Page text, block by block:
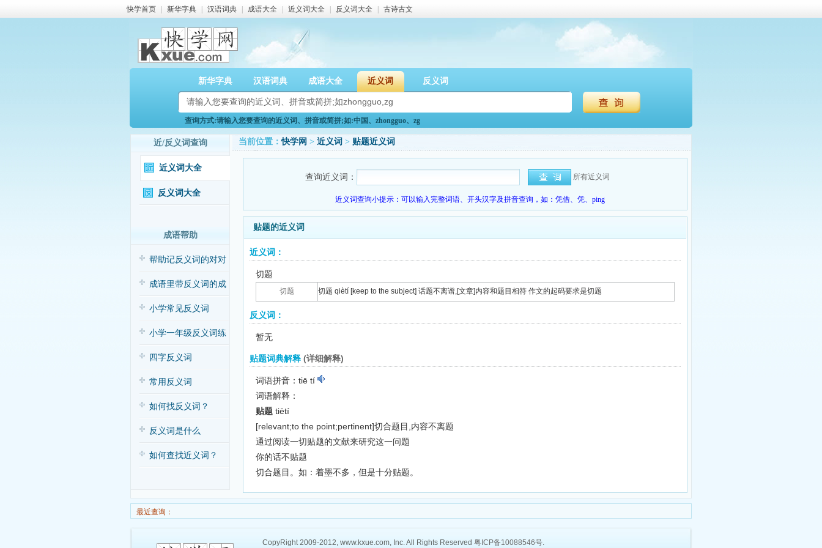
快学首页 新华字典 汉语词典 成语大全 近义词大全 反义词大全 古诗古文
新华字典 汉语词典 成语大全 近义词 反义词
查询方式:请输入您要查询的近义词、拼音或简拼;如:中国、zhongguo、zg
近/反义词查询
近义词大全
反义词大全
成语帮助
帮助记反义词的对对
子歌
成语里带反义词的成
语
小学常见反义词
小学一年级反义词练
习
四字反义词
常用反义词
如何找反义词？
反义词是什么
如何查找近义词？
当前位置：快学网 > 近义词 > 贴题近义词
查询近义词： 所有近义词
近义词查询小提示：可以输入完整词语、开头汉字及拼音查询，如：凭借、凭、ping
贴题的近义词
近义词：
切题
切题 切题 qiètí [keep to the subject] 话题不离谱,[文章]内容和题目相符 作文的起码要求是切题
反义词：
暂无
贴题词典解释 (详细解释)
词语拼音：tiē tí
词语解释：
贴题 tiētí
[relevant;to the point;pertinent]切合题目,内容不离题
通过阅读一切贴题的文献来研究这一问题
你的话不贴题
切合题目。如：着墨不多，但是十分贴题。
最近查询：
CopyRight 2009-2012, www.kxue.com, Inc. All Rights Reserved 粤ICP备10088546号.